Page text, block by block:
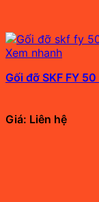
Xem nhanh
Gối đỡ SKF FY 50
Giá: Liên hệ